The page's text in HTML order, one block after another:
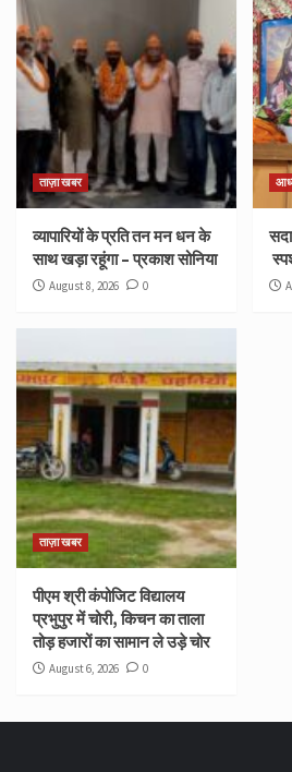
ताज़ा खबर
व्यापारियों के प्रति तन मन धन के
साथ खड़ा रहूंगा – प्रकाश सोनिया
August 8, 2026 0
ताज़ा खबर
पीएम श्री कंपोजिट विद्यालय
प्रभुपुर में चोरी, किचन का ताला
तोड़ हजारों का सामान ले उड़े चोर
August 6, 2026 0